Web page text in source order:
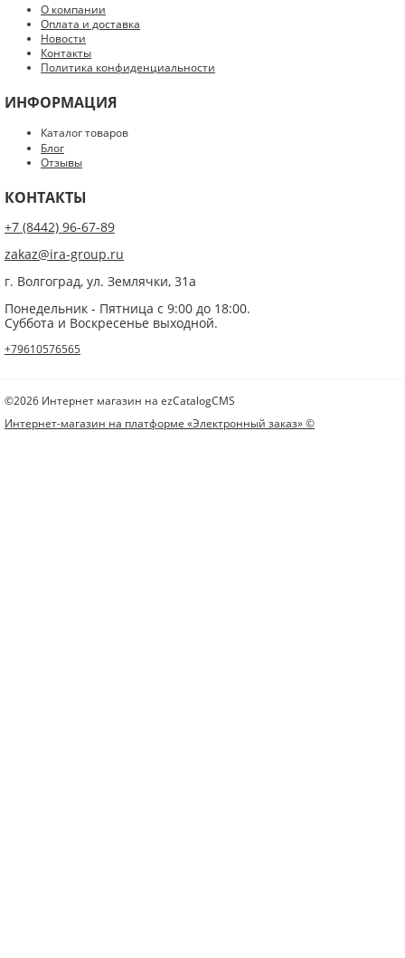
Я даю согласие на обработку моих персональных данных
Нажатием на кнопку «Опубликовать» я даю свое согласие на обработку
персональных данных в соответствии с
О компании
Оплата и доставка
Новости
Контакты
Политика конфиденциальности
ИНФОРМАЦИЯ
Каталог товаров
Блог
Отзывы
КОНТАКТЫ
+7 (8442) 96-67-89
zakaz@ira-group.ru
г. Волгоград, ул. Землячки, 31а
Понедельник - Пятница с 9:00 до 18:00.
Суббота и Воскресенье выходной.
+79610576565
©2026 Интернет магазин на ezCatalogCMS
Интернет-магазин на платформе «Электронный заказ» ©